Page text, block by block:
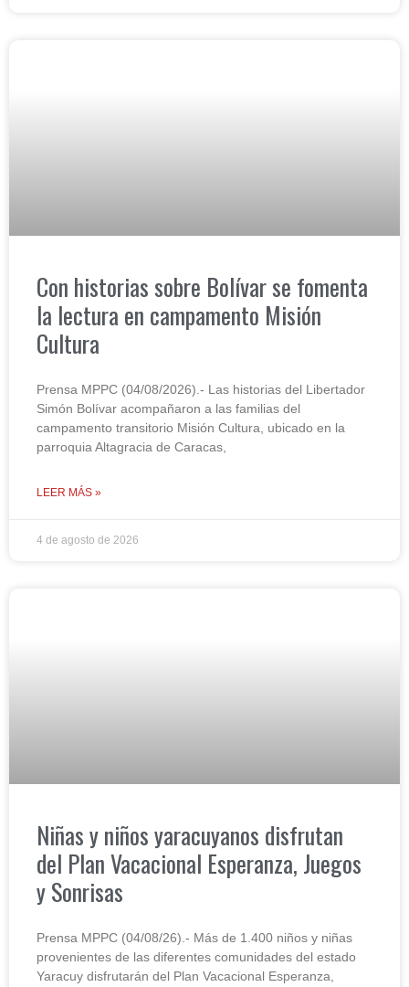
Con historias sobre Bolívar se fomenta
la lectura en campamento Misión
Cultura
Prensa MPPC (04/08/2026).- Las historias del Libertador
Simón Bolívar acompañaron a las familias del
campamento transitorio Misión Cultura, ubicado en la
parroquia Altagracia de Caracas,
LEER MÁS »
4 de agosto de 2026
Niñas y niños yaracuyanos disfrutan
del Plan Vacacional Esperanza, Juegos
y Sonrisas
Prensa MPPC (04/08/26).- Más de 1.400 niños y niñas
provenientes de las diferentes comunidades del estado
Yaracuy disfrutarán del Plan Vacacional Esperanza,